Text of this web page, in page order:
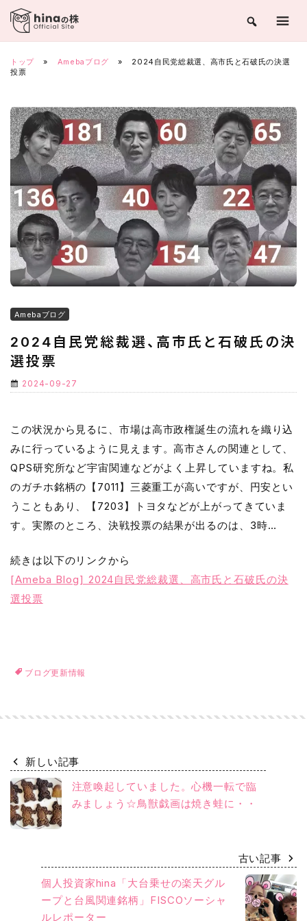
Skip
content
トップ » Amebaブログ »
2024自民党総裁選、高市氏と石破氏の決選
投票
Amebaブログ
2024自民党総裁選、高市氏と石破氏の決
選投票
2024-09-27
この状況から見るに、市場は高市政権誕生の流れを織り込
みに行っているように見えます。高市さんの関連として、
QPS研究所など宇宙関連などがよく上昇していますね。私
のガチホ銘柄の【7011】三菱重工が高いですが、円安とい
うこともあり、【7203】トヨタなどが上がってきていま
す。実際のところ、決戦投票の結果が出るのは、3時…
続きは以下のリンクから
[Ameba Blog] 2024自民党総裁選、高市氏と石破氏の決
選投票
ブログ更新情報
新しい記事
注意喚起していました。心機一転で臨
みましょう☆鳥獣戯画は焼き蛙に・・
古い記事
個人投資家hina「大台乗せの楽天グル
ープと台風関連銘柄」FISCOソーシャ
ルレポーター